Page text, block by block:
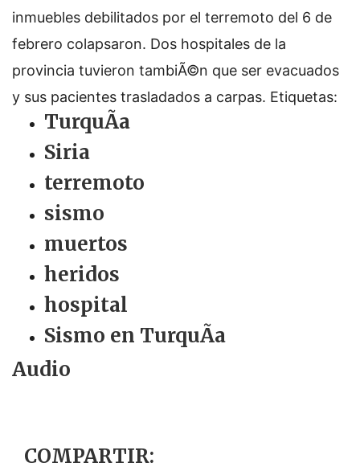
inmuebles debilitados por el terremoto del 6 de
febrero colapsaron. Dos hospitales de la
provincia tuvieron tambiÃ©n que ser evacuados
y sus pacientes trasladados a carpas. Etiquetas:
TurquÃ­a
Siria
terremoto
sismo
muertos
heridos
hospital
Sismo en TurquÃ­a
Audio
COMPARTIR: